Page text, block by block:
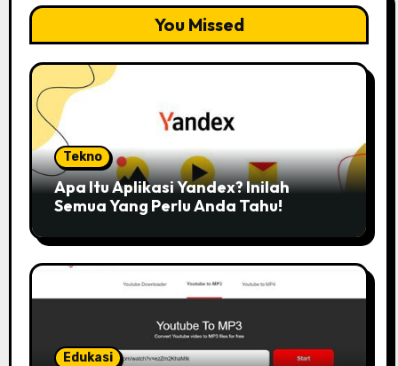
You Missed
Tekno
Apa Itu Aplikasi Yandex? Inilah
Semua Yang Perlu Anda Tahu!
Edukasi